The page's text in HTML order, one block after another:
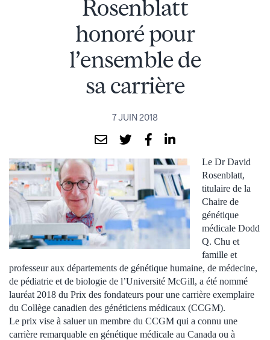
Rosenblatt
honoré pour
l’ensemble de
sa carrière
7 JUIN 2018
Le Dr David
Rosenblatt,
titulaire de la
Chaire de
génétique
médicale Dodd
Q. Chu et
famille et
professeur aux départements de génétique humaine, de médecine,
de pédiatrie et de biologie de l’Université McGill, a été nommé
lauréat 2018 du Prix des fondateurs pour une carrière exemplaire
du Collège canadien des généticiens médicaux (CCGM).
Le prix vise à saluer un membre du CCGM qui a connu une
carrière remarquable en génétique médicale au Canada ou à